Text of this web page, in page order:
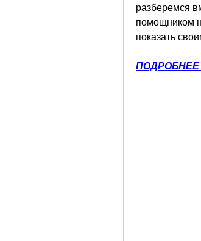
разберемся
помощником
показать
ПОДРОБНЕЕ